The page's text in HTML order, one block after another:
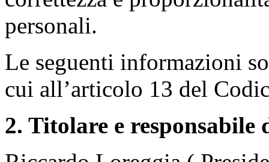
personali.
Le seguenti informazioni
cui all’articolo 13 del
2. Titolare e responsabile